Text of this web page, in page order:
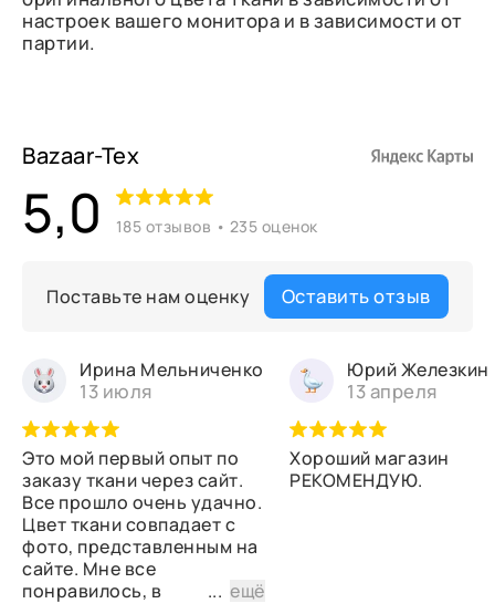
настроек вашего монитора и в зависимости от
партии.
Bazaar-Tex
5,0 185 отзывов • 235 оценок
Поставьте нам оценку Оставить отзыв
Ирина Мельниченко
13 июля
Это мой первый опыт по
заказу ткани через сайт.
Все прошло очень удачно.
Цвет ткани совпадает с
фото, представленным на
сайте. Мне все
понравилось, в
...ещё
Юрий Железкин
13 апреля
Хороший магазин
РЕКОМЕНДУЮ.